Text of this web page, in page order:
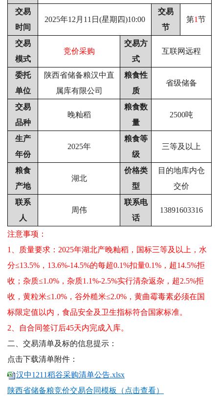
交易
时间
2025年12月11日(星期四)10:00
交易
节
第1节
交易
模式
竞价采购
交易方
式
互联网远程
委托
单位
陕西省储备粮汉中直
属库有限公司
粮食性
质
省级储备
交易
品种
晚籼稻
粮食数
量
2500吨
生产
年份
2025年
粮食等
级
三等及以上
粮食
产地
湖北
价格类
型
目的地库内仓
交价
联系
人
周伟
联系电
话
13891603316
注意事项：
1、质量要求：2025年湖北产晚籼稻，国标三等及以上，水
分≤13.5%，13.6%-14.5%的每超0.1%扣量0.1%，超14.5%拒
收；杂质≤1.0%，杂质1.1%-2.5%实行清杂返杂，超2.5%拒
收，黄粒米≤1.0%，谷外糙米≤2.0%，黄曲霉毒素必须在国
标限定值以内，食品安全及卫生指标符合国家标准。
2、自合同签订后45天内完成入库。
二、交易清单及标的信息提示：
点击下载清单附件：
汉中1211稻谷采购清单公告.xlsx
陕西省储备粮竞价交易合同模板（点击查看）